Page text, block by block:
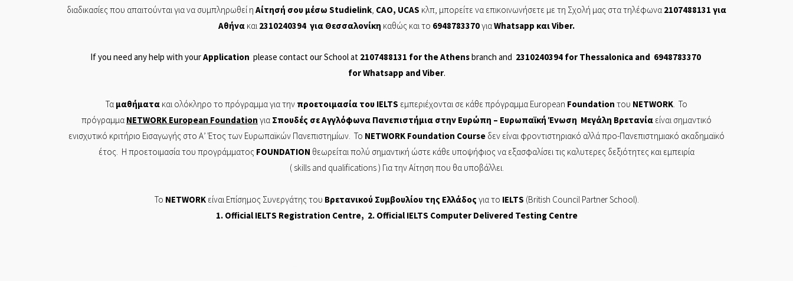
διαδικασίες που απαιτούνται για να συμπληρωθεί η Αίτησή σου μέσω Studielink CAO, UCAS κλπ, μπορείτε να επικοινωνήσετε με τη Σχολή μας στα τηλέφωνα 2107488131 για
Αθήνα και 2310240394 για Θεσσαλονίκη καθώς και το 6948783370γιαWhatsapp καιViber.
If you need any help with yourApplication please contact our School at 2107488131 for the Athensbranch and 2310240394 for Thessalonica and 6948783370
forWhatsapp and Viber.
Τα μαθήματα και ολόκληρο το πρόγραμμα για την προετοιμασία του IELTS εμπεριέχονται σε κάθε πρόγραμμα European Foundation του NETWORK. Το
πρόγραμμα NETWORK European Foundation για Σπουδές σε Αγγλόφωνα Πανεπιστήμια στην Ευρώπη – Ευρωπαϊκή Ένωση Μεγάλη Βρετανία είναι σημαντικό
ενισχυτικό κριτήριο Εισαγωγής στο Α’ Έτος των Ευρωπαϊκών Πανεπιστημίων. Το NETWORK Foundation Course δεν είναι φροντιστηριακό αλλά προ-Πανεπιστημιακό ακαδημαϊκό
έτος. Η προετοιμασία του προγράμματος FOUNDATION θεωρείται πολύ σημαντική ώστε κάθε υποψήφιος να εξασφαλίσει τις καλυτερες δεξιότητες και εμπειρία
( skills and qualifications) Για την Αίτηση που θα υποβάλλει.
Το NETWORKείναι Επίσημος Συνεργάτης του Βρετανικού Συμβουλίου της Ελλάδος για το IELTS (British Council Partner School).
1. Official IELTS Registration Centre, 2. Official IELTS Computer Delivered Testing Centre